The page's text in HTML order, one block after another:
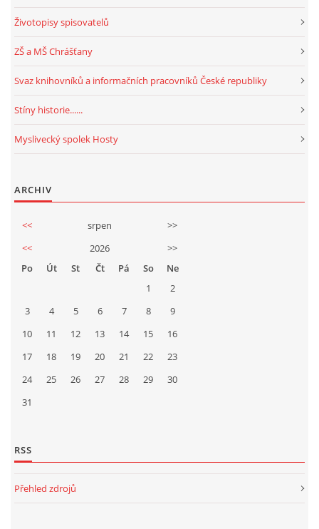
Životopisy spisovatelů
ZŠ a MŠ Chrášťany
Svaz knihovníků a informačních pracovníků České republiky
Stíny historie......
Myslivecký spolek Hosty
ARCHIV
<< srpen
>>
<<
2026
>>
Po
Út St Čt Pá So
Ne
1
2
3
4 5 6 7 8
9
10
11 12 13 14 15
16
17
18 19 20 21 22
23
24
25 26 27 28 29
30
31
RSS
Přehled zdrojů